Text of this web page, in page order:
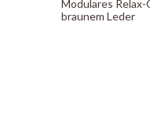
Modulares
braunem Leder